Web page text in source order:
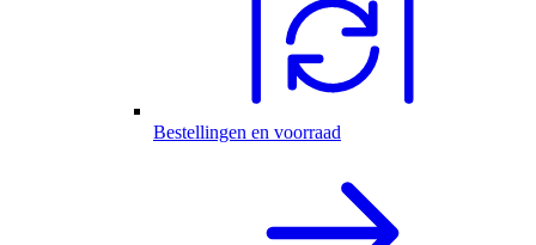
Bestellingen en voorraad